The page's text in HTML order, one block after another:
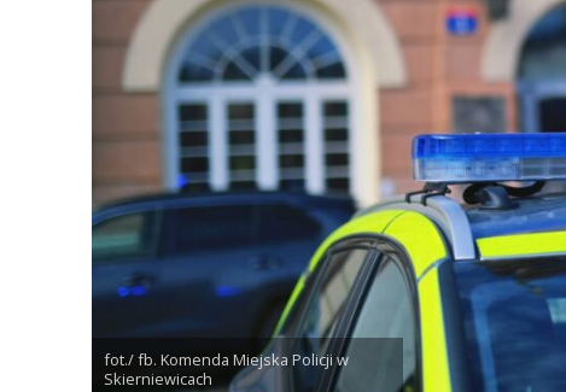
fot./ fb. Komenda Miejska Policji w
Skierniewicach